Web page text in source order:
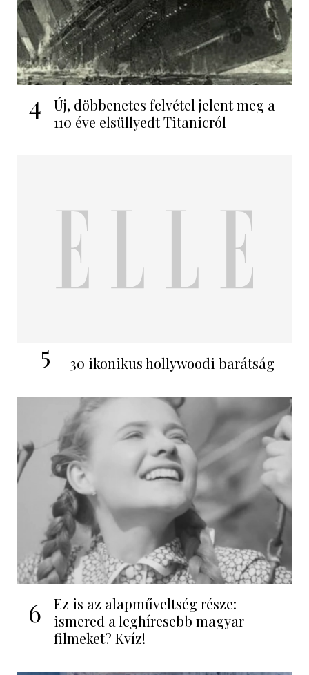
4
Új, döbbenetes felvétel jelent meg a
110 éve elsüllyedt Titanicról
5 30 ikonikus hollywoodi barátság
6
Ez is az alapműveltség része:
ismered a leghíresebb magyar
filmeket? Kvíz!